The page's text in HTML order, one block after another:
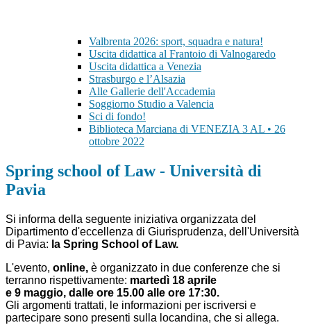
Valbrenta 2026: sport, squadra e natura!
Uscita didattica al Frantoio di Valnogaredo
Uscita didattica a Venezia
Strasburgo e l’Alsazia
Alle Gallerie dell'Accademia
Soggiorno Studio a Valencia
Sci di fondo!
Biblioteca Marciana di VENEZIA 3 AL • 26
ottobre 2022
Spring school of Law - Università di
Pavia
Si informa dell a seguente iniziativa organizzata del
Dipartimento d'eccellenza di Giurisprudenza, dell'Università
di Pavia: a Spring School of Law.
L'evento, online, è organizzato in due conferenze che si
terranno rispettivamente: martedì 18 aprile
e 9 maggio, dalle ore 15.00 alle ore 17:30.
Gli argomenti trattati, le informazioni per iscriversi e
partecipare sono presenti sulla locandina, che si allega.